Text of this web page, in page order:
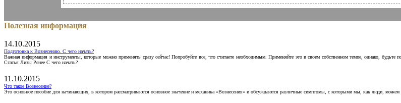
Полезная информация
14.10.2015
Подготовка к Вознесению. С чего начать?
Важная информация и инструменты, которые можно применять сразу сейчас! Попробуйте все, что считаете необходимым. Применяйте это в своем собственном темпе, однако, будьте
Статья Лизы Ренее С чего начать?
11.10.2015
Что такое Вознесение?
Это основное пособие для начинающих, в котором рассматриваются основное значение и механика «Вознесения» и обсуждаются различные симптомы, с которыми мы, как люди, можем